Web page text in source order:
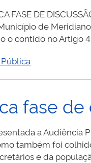
FASE DE
de Meridiano
o contido no
fase de
a Audiência
também foi
e da